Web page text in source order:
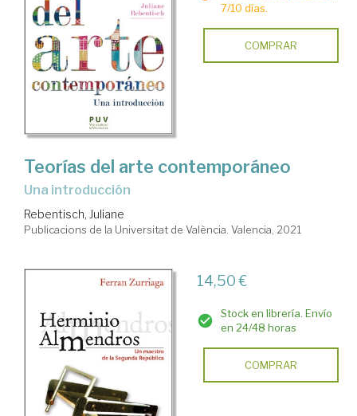
7/10 días.
COMPRAR
Teorías del arte contemporáneo
una introducción
Rebentisch, Juliane
Publicacions de la Universitat de València. Valencia, 2021
14,50 €
Stock en librería. Envío
en 24/48 horas
COMPRAR